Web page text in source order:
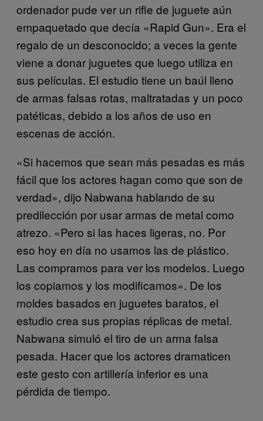
ordenador pude ver un rifle de juguete aún
empaquetado que decía «Rapid Gun». Era el
regalo de un desconocido; a veces la gente
viene a donar juguetes que luego utiliza en
sus películas. El estudio tiene un baúl lleno
de armas falsas rotas, maltratadas y un poco
patéticas, debido a los años de uso en
escenas de acción.
«Si hacemos que sean más pesadas es más
fácil que los actores hagan como que son de
verdad», dijo Nabwana hablando de su
predilección por usar armas de metal como
atrezo. «Pero si las haces ligeras, no. Por
eso hoy en día no usamos las de plástico.
Las compramos para ver los modelos. Luego
los copiamos y los modificamos». De los
moldes basados en juguetes baratos, el
estudio crea sus propias réplicas de metal.
Nabwana simuló el tiro de un arma falsa
pesada. Hacer que los actores dramaticen
este gesto con artillería inferior es una
pérdida de tiempo.